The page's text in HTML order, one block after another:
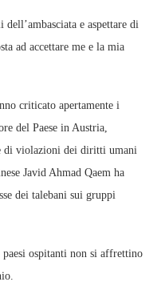
e aspettare di
ad accettare me e la mia
criticato apertamente i
del Paese in Austria,
di violazioni dei diritti umani
Javid Ahmad Qaem ha
dei talebani sui gruppi
ospitanti non si affrettino